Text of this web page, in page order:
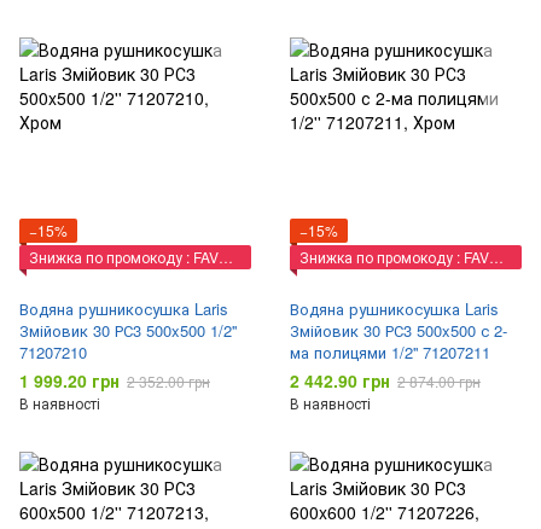
−15%
Знижка по промокоду : FAVORIT
Водяна рушникосушка Laris
Змійовик 30 РС3 500x500 1/2''
71207210
1 999.20 грн 2 352.00 грн
В наявності
−15%
Знижка по промокоду : FAVORIT
Водяна рушникосушка Laris
Змійовик 30 РС3 500x500 с 2-
ма полицями 1/2'' 71207211
2 442.90 грн 2 874.00 грн
В наявності